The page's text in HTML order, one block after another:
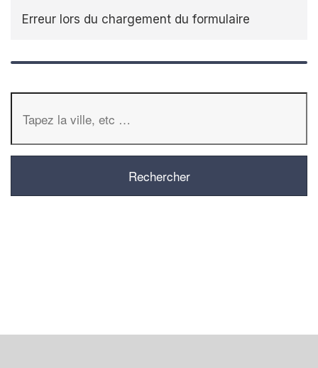
Erreur lors du chargement du formulaire